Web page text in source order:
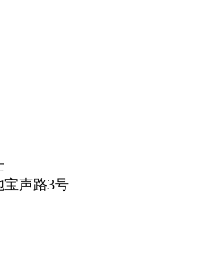
宝声路3号